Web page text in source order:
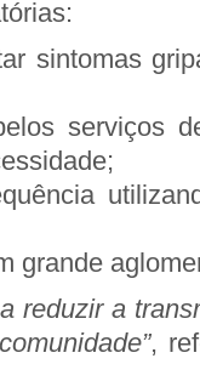
sintomas
serviços
grande
reduzir a
,